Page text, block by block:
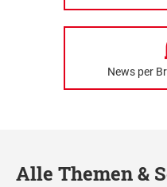
News per
Alle Themen &